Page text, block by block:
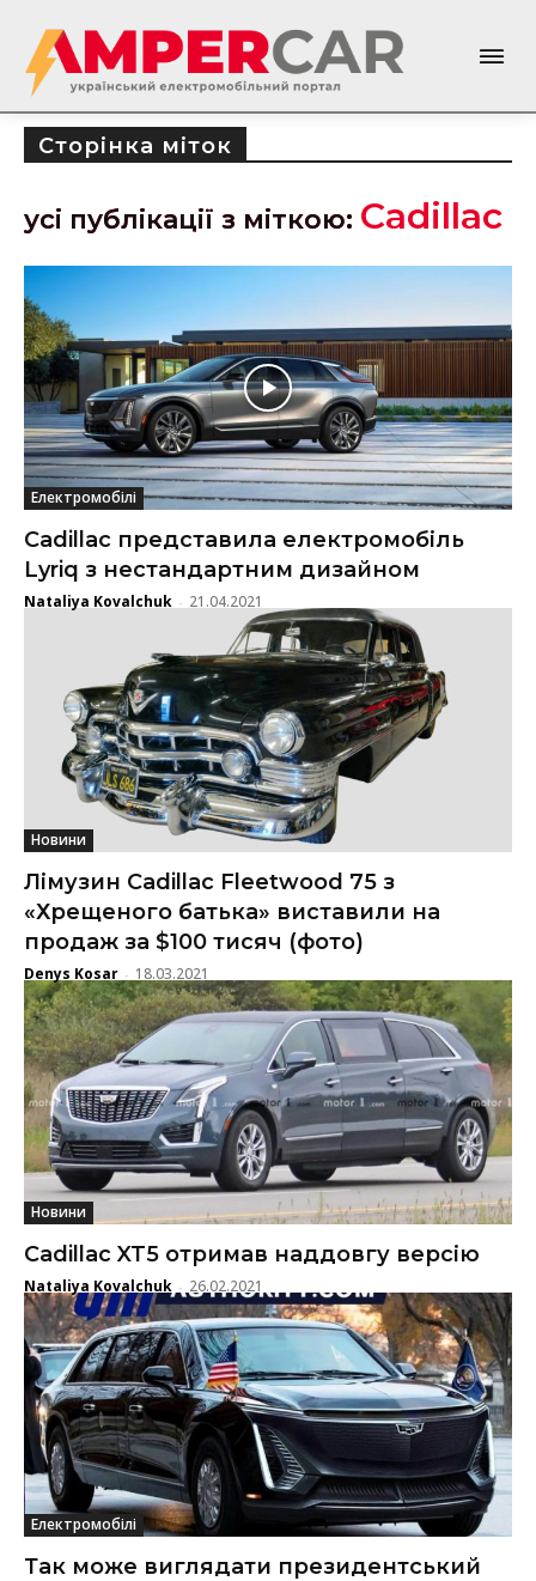
Сторінка міток
усі публікації з міткою: Cadillac
Електромобілі
Cadillac представила електромобіль
Lyriq з нестандартним дизайном
Nataliya Kovalchuk - 21.04.2021
Новини
Лімузин Cadillac Fleetwood 75 з
«Хрещеного батька» виставили на
продаж за $100 тисяч (фото)
Denys Kosar - 18.03.2021
Новини
Cadillac XT5 отримав наддовгу версію
Nataliya Kovalchuk - 26.02.2021
Електромобілі
Так може виглядати президентський